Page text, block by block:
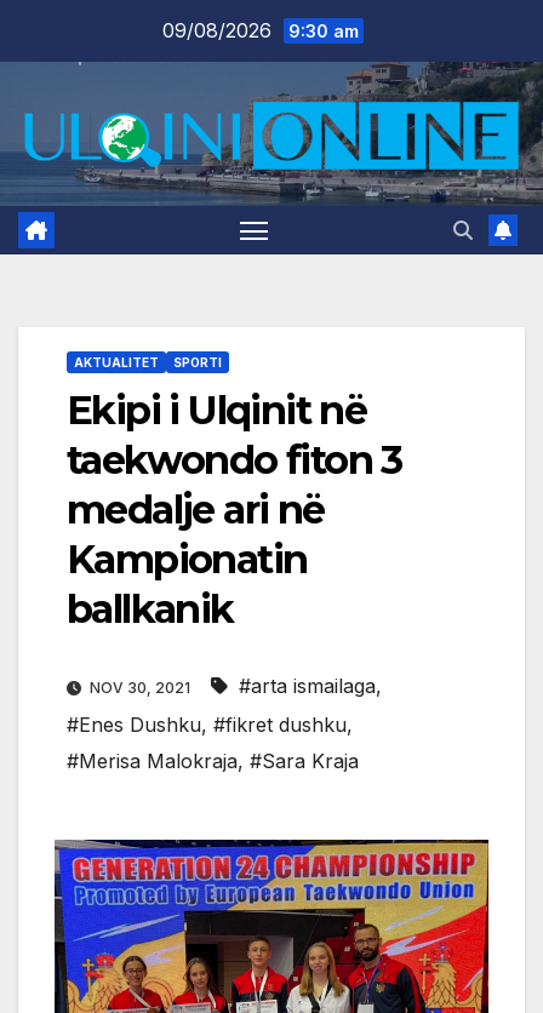
09/08/2026 9:30 am
AKTUALITET SPORTI
Ekipi i Ulqinit në
taekwondo fiton 3
medalje ari në
Kampionatin
ballkanik
NOV 30, 2021 #arta ismailaga,
#Enes Dushku, #fikret dushku,
#Merisa Malokraja, #Sara Kraja